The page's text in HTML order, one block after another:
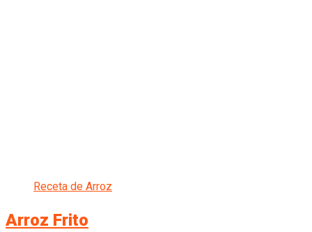
Receta de Arroz
Arroz Frito